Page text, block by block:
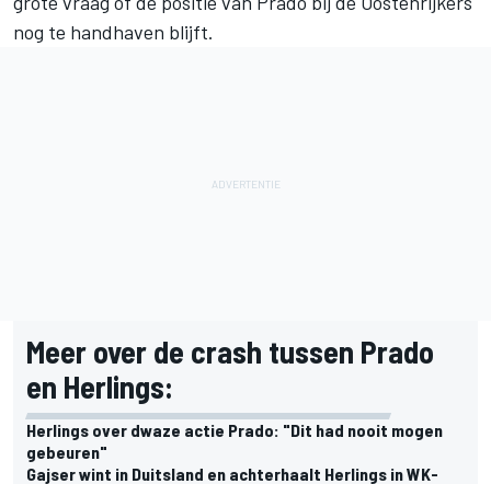
nog te handhaven blijft.
Meer over de crash tussen Prado
en Herlings:
Herlings over dwaze actie Prado: "Dit had nooit mogen
gebeuren"
Gajser wint in Duitsland en achterhaalt Herlings in WK-